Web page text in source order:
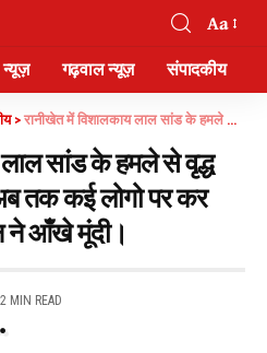
Aa
गढ़वाल न्यूज़ संपादकीय
> रानीखेत में विशालकाय लाल सांड के हमले से वृद्ध महिला की कमर टूटी, अब तक कई लोगो पर कर चुका है हमला, प्रशासन ने आँखे मूंदी।
सांड के हमले से वृद्ध
तक कई लोगो पर कर
ने आँखे मूंदी।
2 MIN READ